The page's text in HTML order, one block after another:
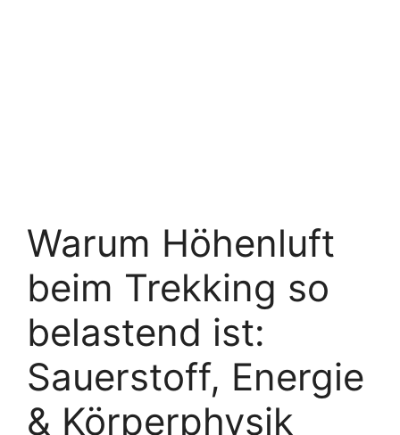
Warum Höhenluft
beim Trekking so
belastend ist:
Sauerstoff, Energie
& Körperphysik